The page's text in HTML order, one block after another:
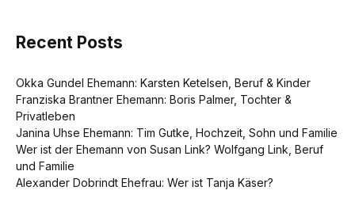
Recent Posts
Okka Gundel Ehemann: Karsten Ketelsen, Beruf & Kinder
Franziska Brantner Ehemann: Boris Palmer, Tochter &
Privatleben
Janina Uhse Ehemann: Tim Gutke, Hochzeit, Sohn und Familie
Wer ist der Ehemann von Susan Link? Wolfgang Link, Beruf
und Familie
Alexander Dobrindt Ehefrau: Wer ist Tanja Käser?